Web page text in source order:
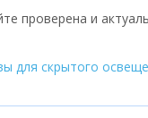
проверена и
для скрытого